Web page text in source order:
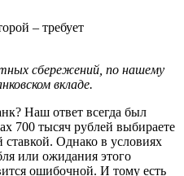
– требует
сбережений, по нашему
вкладе.
Наш ответ всегда был
700 тысяч рублей выбираете
Однако в условиях
или ожидания этого
ошибочной. И тому есть